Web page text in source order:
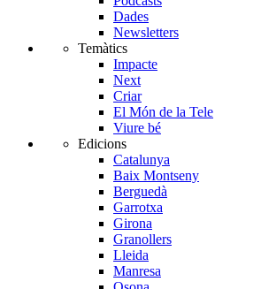
Dades
Newsletters
Temàtics
Impacte
Next
Criar
El Món de la Tele
Viure bé
Edicions
Catalunya
Baix Montseny
Berguedà
Garrotxa
Girona
Granollers
Lleida
Manresa